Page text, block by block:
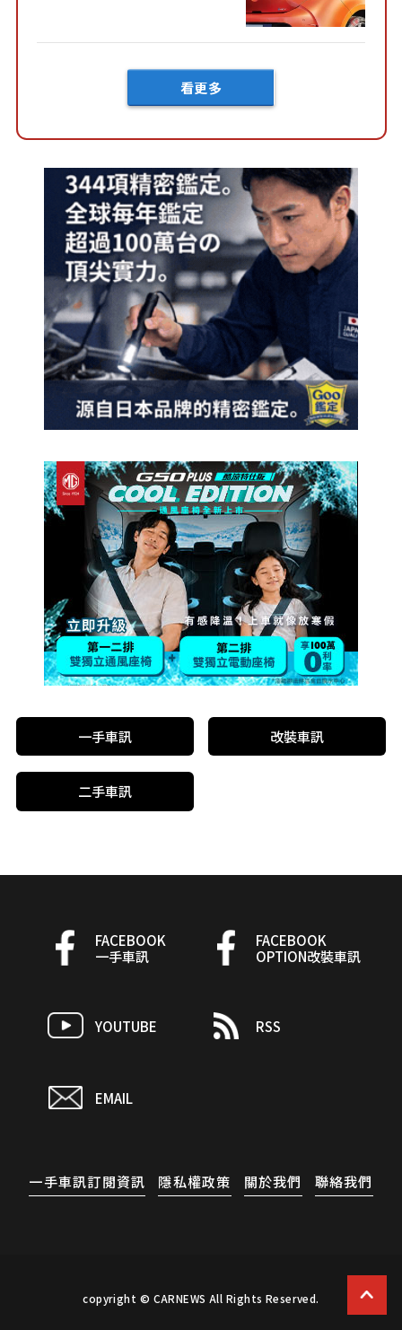
看更多
一手車訊 改裝車訊
二手車訊
FACEBOOK
一手車訊
FACEBOOK
OPTION改裝車訊
YOUTUBE RSS
EMAIL
一手車訊訂閱資訊 隱私權政策 關於我們 聯絡我們
copyright © CARNEWS All Rights Reserved.